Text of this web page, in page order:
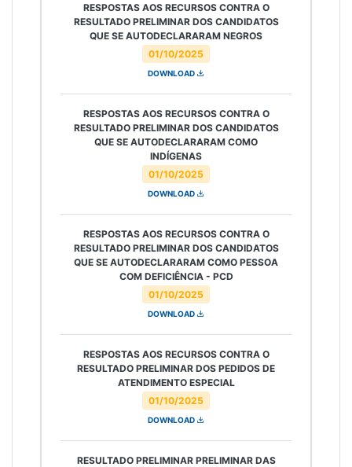
01/10/2025
RESPOSTAS AOS RECURSOS CONTRA O
RESULTADO PRELIMINAR DOS CANDIDATOS
QUE SE AUTODECLARARAM NEGROS
DOWNLOAD
01/10/2025
RESPOSTAS AOS RECURSOS CONTRA O
RESULTADO PRELIMINAR DOS CANDIDATOS
QUE SE AUTODECLARARAM COMO
INDÍGENAS
DOWNLOAD
01/10/2025
RESPOSTAS AOS RECURSOS CONTRA O
RESULTADO PRELIMINAR DOS CANDIDATOS
QUE SE AUTODECLARARAM COMO PESSOA
COM DEFICIÊNCIA - PCD
DOWNLOAD
01/10/2025
RESPOSTAS AOS RECURSOS CONTRA O
RESULTADO PRELIMINAR DOS PEDIDOS DE
ATENDIMENTO ESPECIAL
DOWNLOAD
RESULTADO PRELIMINAR PRELIMINAR DAS